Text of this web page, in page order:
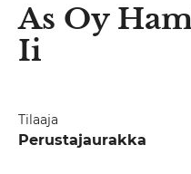
As Oy
Ii
Tilaaja
Perustajaurakka